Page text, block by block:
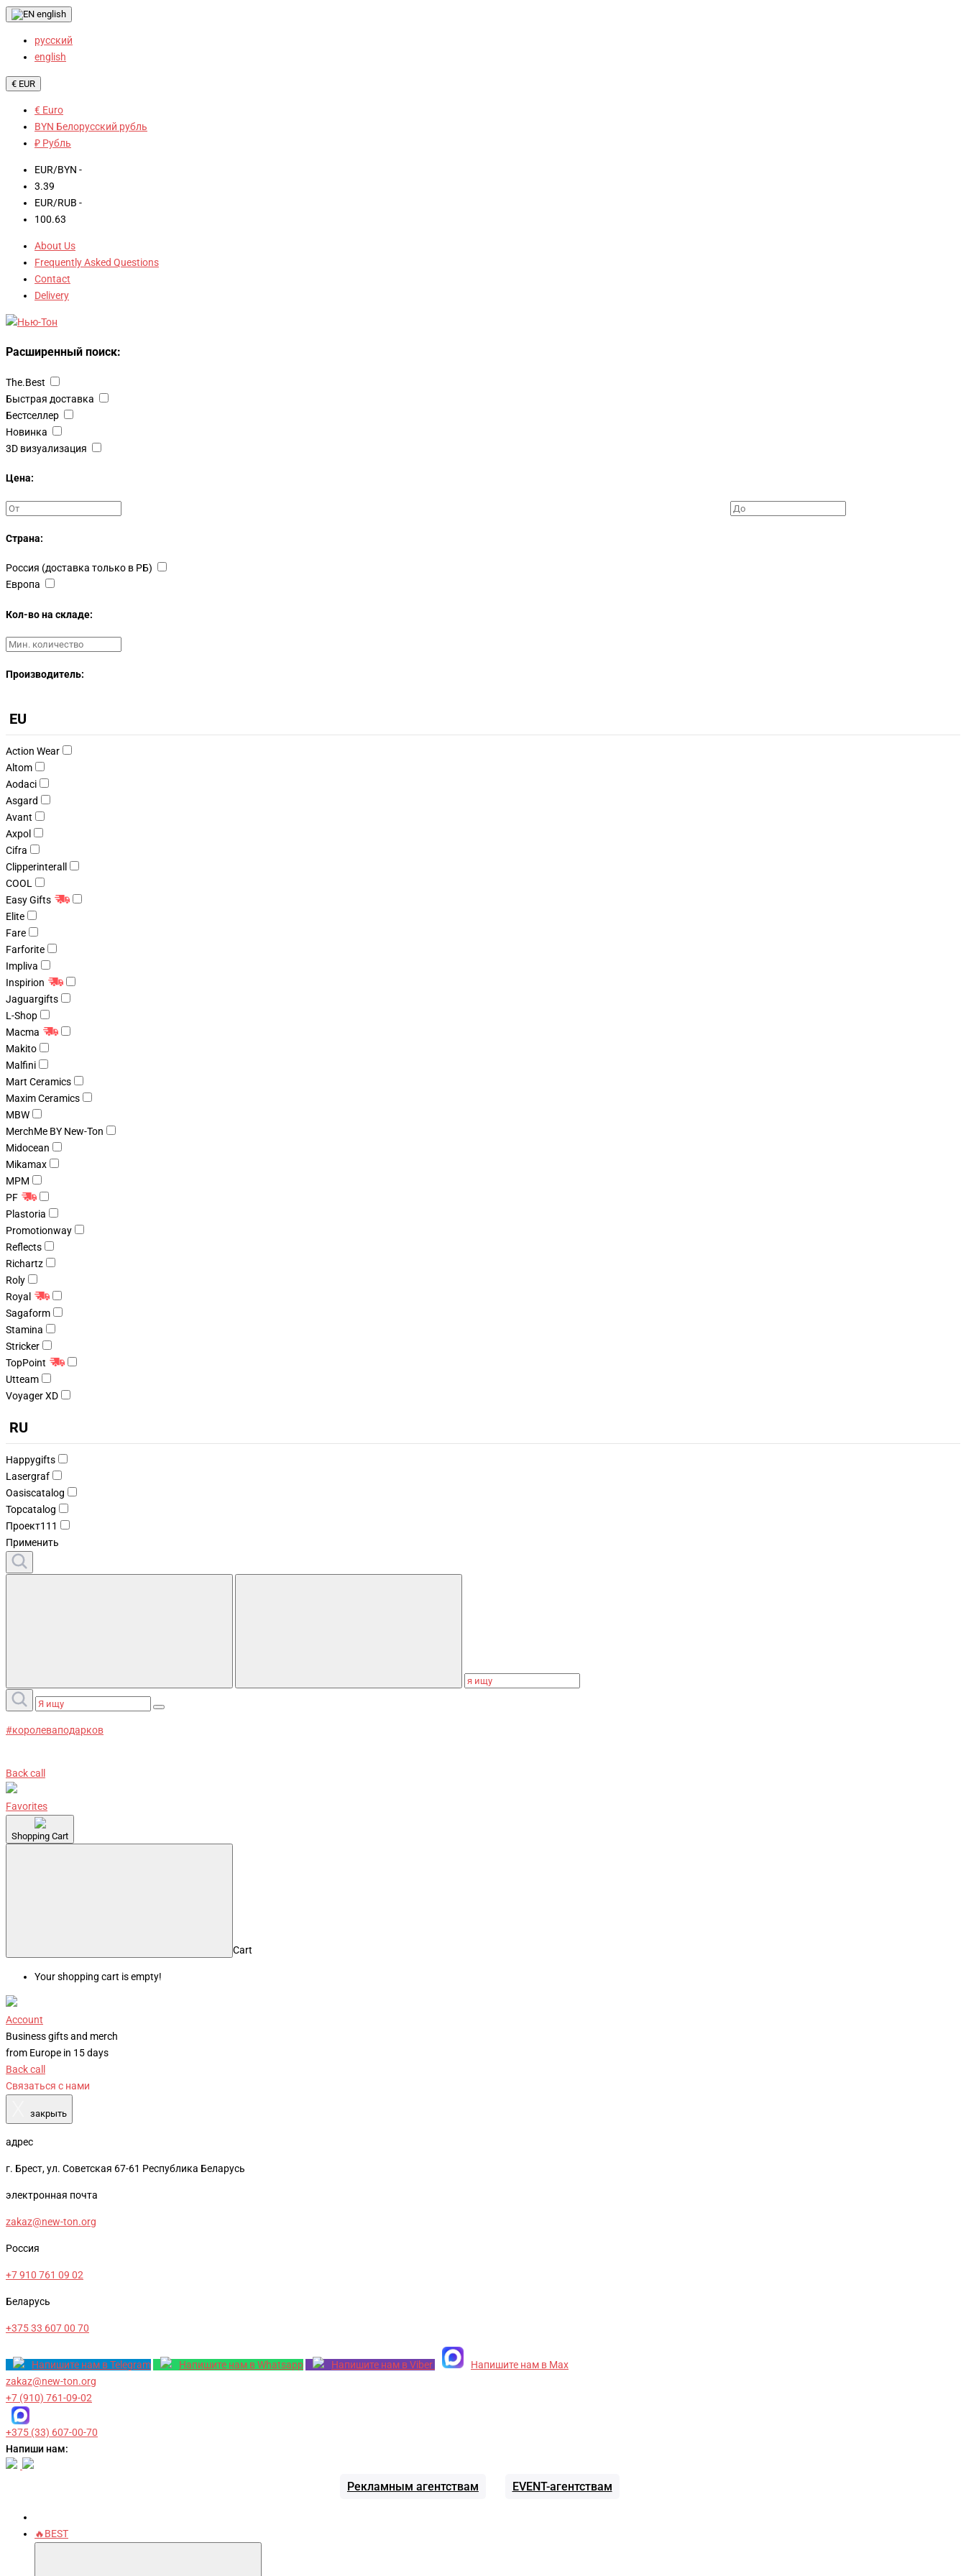
english
русский
english
€ EUR
€ Euro
BYN Белорусский рубль
₽ Рубль
EUR/BYN -
3.39
EUR/RUB -
100.63
About Us
Frequently Asked Questions
Contact
Delivery
Расширенный поиск:
The.Best
Быстрая доставка
Бестселлер
Новинка
3D визуализация
Цена:
Страна:
Россия (доставка только в РБ)
Европа
Кол-во на складе:
Производитель:
EU
Action Wear
Altom
Aodaci
Asgard
Avant
Axpol
Cifra
Clipperinterall
COOL
Easy Gifts
Elite
Fare
Farforite
Impliva
Inspirion
Jaguargifts
L-Shop
Macma
Makito
Malfini
Mart Ceramics
Maxim Ceramics
MBW
MerchMe BY New-Ton
Midocean
Mikamax
MPM
PF
Plastoria
Promotionway
Reflects
Richartz
Roly
Royal
Sagaform
Stamina
Stricker
TopPoint
Utteam
Voyager XD
RU
Happygifts
Lasergraf
Oasiscatalog
Topcatalog
Проект111
Применить
#королеваподарков
Back call
Favorites
Shopping Cart
Cart
Your shopping cart is empty!
Account
Business gifts and merch
from Europe in 15 days
Back call
Связаться с нами
закрыть
адрес
г. Брест, ул. Советская 67-61 Республика Беларусь
электронная почта
zakaz@new-ton.org
Россия
+7 910 761 09 02
Беларусь
+375 33 607 00 70
Напишите нам в Telegram Напишите нам в Whatsapp Напишите нам в Viber
Напишите нам в Max
zakaz@new-ton.org
+7 (910) 761-09-02
+375 (33) 607-00-70
Напиши нам:
Рекламным агентствам EVENT-агентствам
🔥BEST